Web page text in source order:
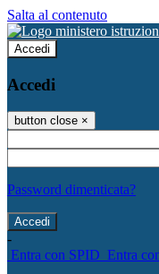
Salta al contenuto
Accedi
Accedi
button close ×
Password dimenticata?
-
Entra con SPID Entra